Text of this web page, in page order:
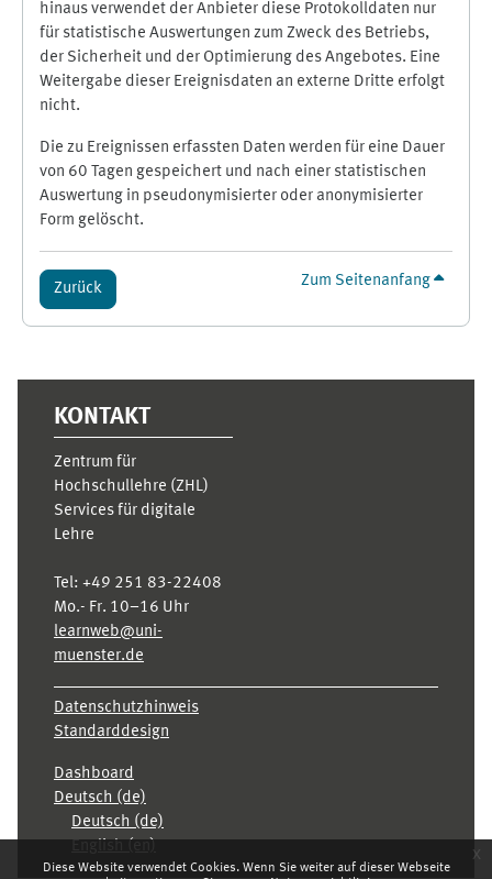
Diese Website verwendet Cookies. Wenn Sie weiter auf dieser Webseite
x
hinaus verwendet der Anbieter diese Protokolldaten nur
für statistische Auswertungen zum Zweck des Betriebs,
der Sicherheit und der Optimierung des Angebotes. Eine
Weitergabe dieser Ereignisdaten an externe Dritte erfolgt
nicht.
Die zu Ereignissen erfassten Daten werden für eine Dauer
von 60 Tagen gespeichert und nach einer statistischen
Auswertung in pseudonymisierter oder anonymisierter
Form gelöscht.
Zurück Zum Seitenanfang
KONTAKT
Zentrum für
Hochschullehre (ZHL)
Services für digitale
Lehre
Tel: +49 251 83-22408
Mo.- Fr. 10–16 Uhr
learnweb@uni-
muenster.de
Datenschutzhinweis
Standarddesign
Dashboard
Deutsch ‎(de)‎
Deutsch ‎(de)‎